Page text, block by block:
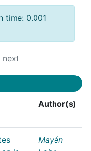
time: 0.001
next
Author(s)
Mayén